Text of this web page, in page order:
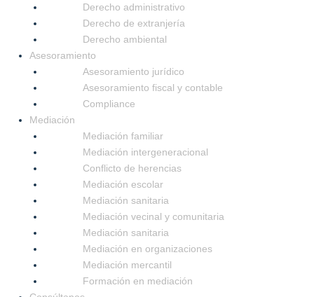
Derecho administrativo
Derecho de extranjería
Derecho ambiental
Asesoramiento
Asesoramiento jurídico
Asesoramiento fiscal y contable
Compliance
Mediación
Mediación familiar
Mediación intergeneracional
Conflicto de herencias
Mediación escolar
Mediación sanitaria
Mediación vecinal y comunitaria
Mediación sanitaria
Mediación en organizaciones
Mediación mercantil
Formación en mediación